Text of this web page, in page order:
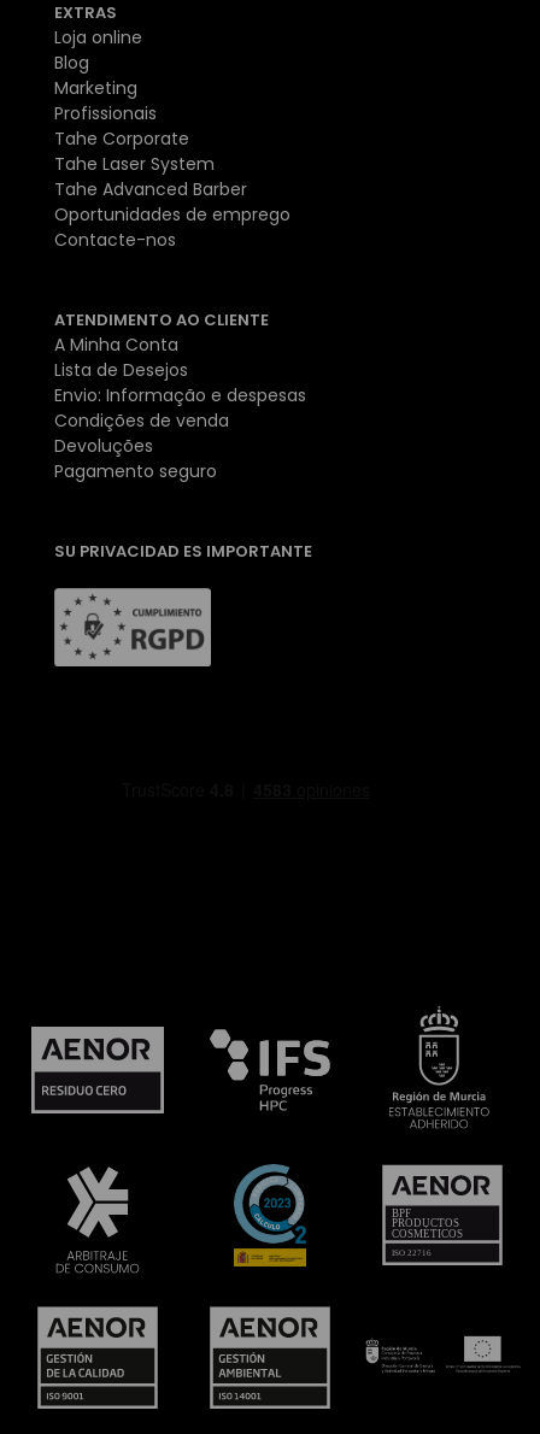
EXTRAS
Loja online
Blog
Marketing
Profissionais
Tahe Corporate
Tahe Laser System
Tahe Advanced Barber
Oportunidades de emprego
Contacte-nos
ATENDIMENTO AO CLIENTE
A Minha Conta
Lista de Desejos
Envio: Informação e despesas
Condições de venda
Devoluções
Pagamento seguro
SU PRIVACIDAD ES IMPORTANTE